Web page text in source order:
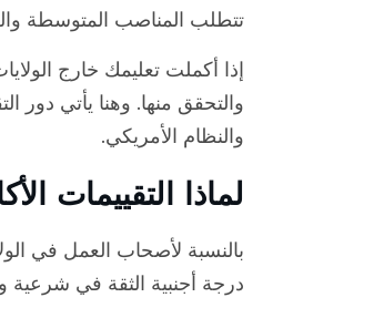
تتطلب المناصب المتوسطة
إذا أكملت تعليمك خارج
والتحقق منها. وهنا يأتي دور
والنظام الأمريكي.
لماذا التقييمات
بالنسبة لأصحاب العمل في
درجة أجنبية الثقة في شرعية